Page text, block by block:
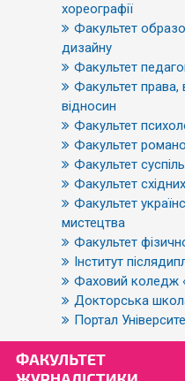
хореографії
Факультет
дизайну
Факультет
Факультет права,
відносин
Факультет
Факультет
Факультет
Факультет
Факультет
мистецтва
Факультет
Інститут
Фаховий коледж
Докторська
Портал